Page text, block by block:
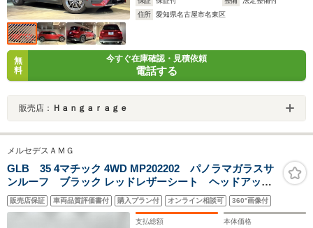
住所
愛知県名古屋市名東区
無
料
今すぐ在庫確認・見積依頼
電話する
販売店： Ｈａｎｇａｒａｇｅ
メルセデスＡＭＧ
GLB 35 4マチック 4WD MP202202 パノラマガラスサ
ンルーフ ブラック レッドレザーシート ヘッドアップ
ディスプレイ 車検2027年9月 スペアキー 全方位カメ
ラ 電動テールゲート 純正ナビゲーション TV ACC
ブラインドスポット 前後ドラレコ
販売店保証 車両品質評価書付 購入プラン付 オンライン相談可 360°画像付
支払総額 本体価格